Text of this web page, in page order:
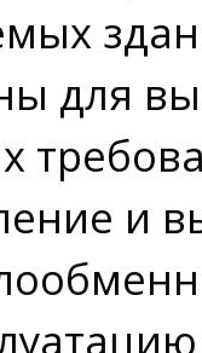
для
и